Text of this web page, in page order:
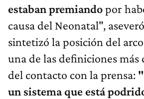
estaban premiandopor
causa del Neonatal",
sintetizó la posición del
una de las definiciones
del contacto con la prensa:
un sistema que está